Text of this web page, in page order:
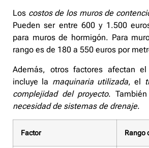
Los costos de los muros de
Pueden ser entre 600 y 1.500
para muros de hormigón. Para
rango es de 180 a 550 euros por
Además, otros factores afectan el
incluye la maquinaria utilizada, el
complejidad del proyecto.
necesidad de sistemas de drenaje.
Factor Rango